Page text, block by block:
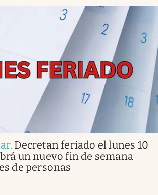
. Decretan feriado el lunes 10
un nuevo fin de semana
de personas